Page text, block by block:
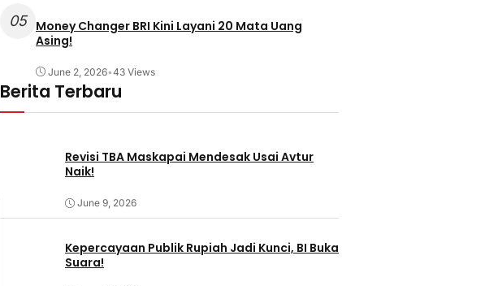
05
Money Changer BRI Kini Layani 20 Mata Uang
Asing!
June 2, 2026•43 Views
Berita Terbaru
Revisi TBA Maskapai Mendesak Usai Avtur
Naik!
June 9, 2026
Kepercayaan Publik Rupiah Jadi Kunci, BI Buka
Suara!